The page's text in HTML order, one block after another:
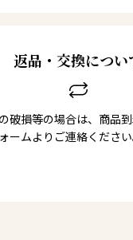
返品・交換につい
破損等の場合は、商品
ームよりご連絡ください